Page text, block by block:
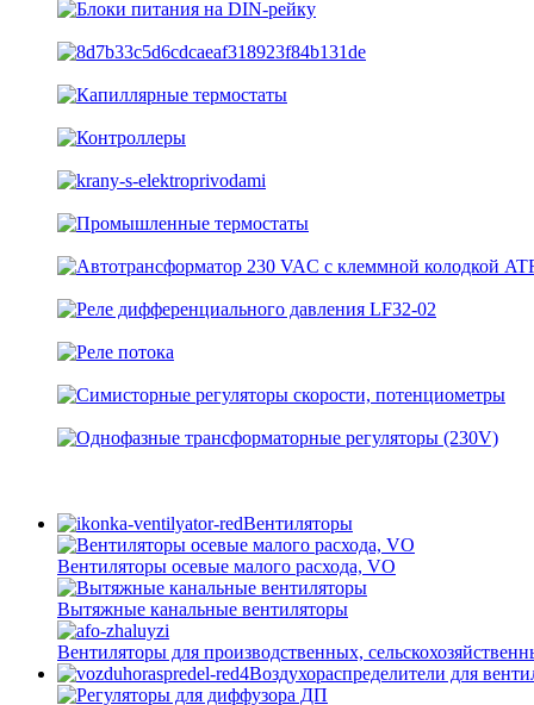
Вентиляторы
Вентиляторы осевые малого расхода, VO
Вытяжные канальные вентиляторы
Вентиляторы для производственных,
Воздухораспределители для